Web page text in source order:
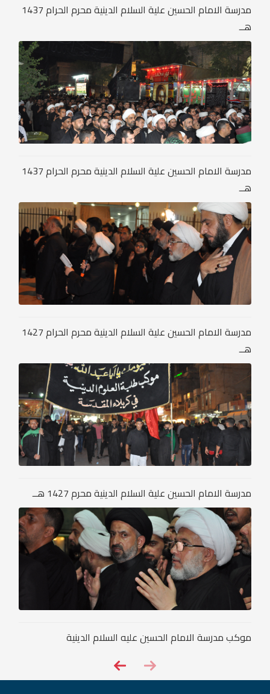
مدرسة الامام الحسين علية السلام الدينية محرم الحرام 1437
هــ
مدرسة الامام الحسين علية السلام الدينية محرم الحرام 1437
هــ
مدرسة الامام الحسين علية السلام الدينية محرم الحرام 1427
هــ
مدرسة الامام الحسين علية السلام الدينية محرم 1427 هــ
موكب مدرسة الامام الحسين عليه السلام الدينية